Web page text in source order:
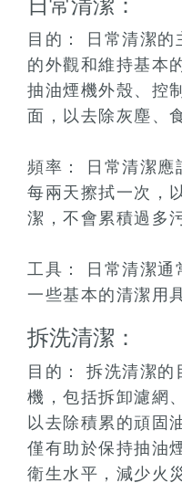
目的： 日常清潔的
的外觀和維持基本
抽油煙機外殼、控
面，以去除灰塵、
頻率： 日常清潔應
每兩天擦拭一次，
潔，不會累積過多
工具： 日常清潔通
一些基本的清潔用具
拆洗清潔：
目的： 拆洗清潔的
機，包括拆卸濾網
以去除積累的頑固
僅有助於保持抽油
衛生水平，減少火